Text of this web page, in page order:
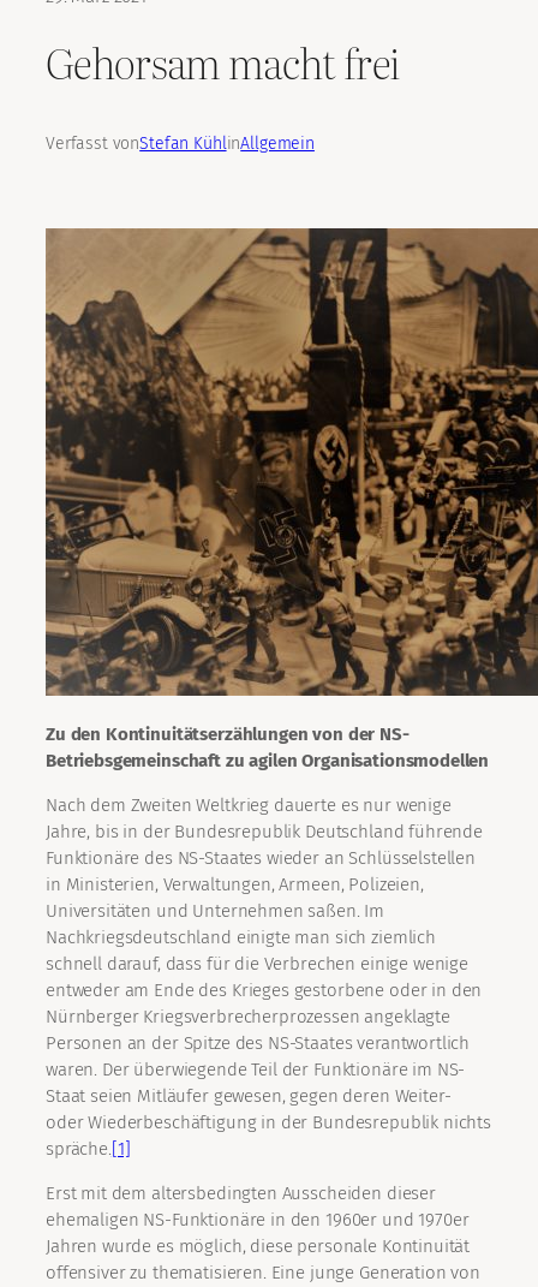
Gehorsam macht frei
Verfasst vonStefan KühlinAllgemein
Zu den Kontinuitätserzählungen von der NS-
Betriebsgemeinschaft zu agilen Organisationsmodellen
Nach dem Zweiten Weltkrieg dauerte es nur wenige
Jahre, bis in der Bundesrepublik Deutschland führende
Funktionäre des NS-Staates wieder an Schlüsselstellen
in Ministerien, Verwaltungen, Armeen, Polizeien,
Universitäten und Unternehmen saßen. Im
Nachkriegsdeutschland einigte man sich ziemlich
schnell darauf, dass für die Verbrechen einige wenige
entweder am Ende des Krieges gestorbene oder in den
Nürnberger Kriegsverbrecherprozessen angeklagte
Personen an der Spitze des NS-Staates verantwortlich
waren. Der überwiegende Teil der Funktionäre im NS-
Staat seien Mitläufer gewesen, gegen deren Weiter-
oder Wiederbeschäftigung in der Bundesrepublik nichts
spräche.[1]
Erst mit dem altersbedingten Ausscheiden dieser
ehemaligen NS-Funktionäre in den 1960er und 1970er
Jahren wurde es möglich, diese personale Kontinuität
offensiver zu thematisieren. Eine junge Generation von